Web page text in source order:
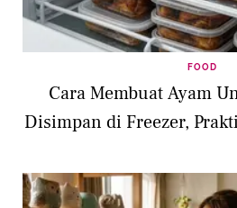
FOOD
Cara Membuat Ayam
Disimpan di Freezer,